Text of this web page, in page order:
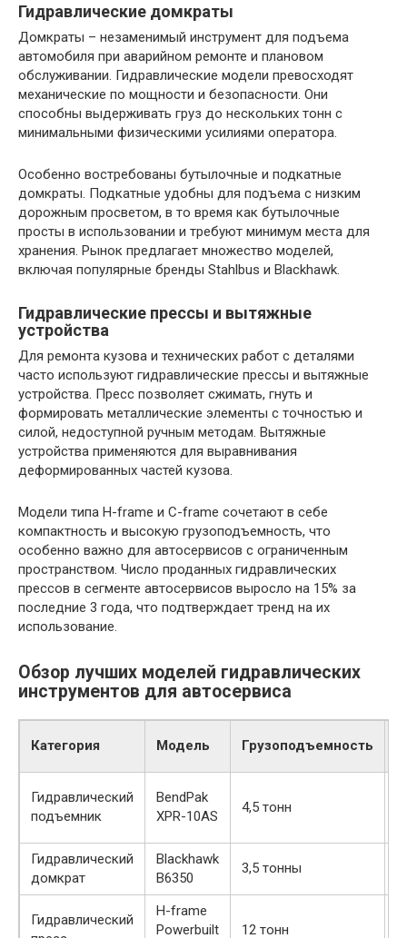
Гидравлические домкраты
Домкраты – незаменимый инструмент для подъема
автомобиля при аварийном ремонте и плановом
обслуживании. Гидравлические модели превосходят
механические по мощности и безопасности. Они
способны выдерживать груз до нескольких тонн с
минимальными физическими усилиями оператора.
Особенно востребованы бутылочные и подкатные
домкраты. Подкатные удобны для подъема с низким
дорожным просветом, в то время как бутылочные
просты в использовании и требуют минимум места для
хранения. Рынок предлагает множество моделей,
включая популярные бренды Stahlbus и Blackhawk.
Гидравлические прессы и вытяжные
устройства
Для ремонта кузова и технических работ с деталями
часто используют гидравлические прессы и вытяжные
устройства. Пресс позволяет сжимать, гнуть и
формировать металлические элементы с точностью и
силой, недоступной ручным методам. Вытяжные
устройства применяются для выравнивания
деформированных частей кузова.
Модели типа H-frame и C-frame сочетают в себе
компактность и высокую грузоподъемность, что
особенно важно для автосервисов с ограниченным
пространством. Число проданных гидравлических
прессов в сегменте автосервисов выросло на 15% за
последние 3 года, что подтверждает тренд на их
использование.
Обзор лучших моделей гидравлических
инструментов для автосервиса
Категория Модель Грузоподъемность
Гидравлический
подъемник
BendPak
XPR-10AS
4,5 тонн
Гидравлический
домкрат
Blackhawk
B6350
3,5 тонны
Гидравлический
H-frame
Powerbuilt
12 тонн